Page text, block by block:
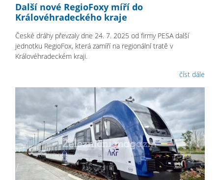
Další nové RegioFoxy míří do
Královéhradeckého kraje
České dráhy převzaly dne 24. 7. 2025 od firmy PESA další
jednotku RegioFox, která zamíří na regionální tratě v
Královéhradeckém kraji.
číst dále